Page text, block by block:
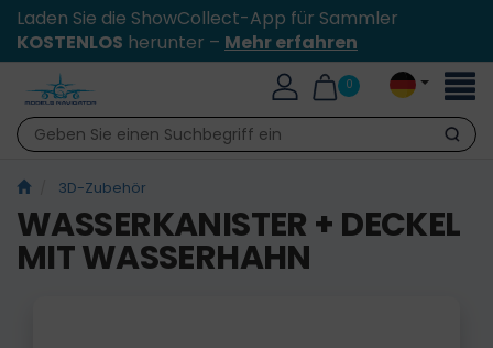
Laden Sie die ShowCollect-App für Sammler
KOSTENLOS herunter – Mehr erfahren
0
Suche
3D-Zubehör
WASSERKANISTER + DECKEL
MIT WASSERHAHN